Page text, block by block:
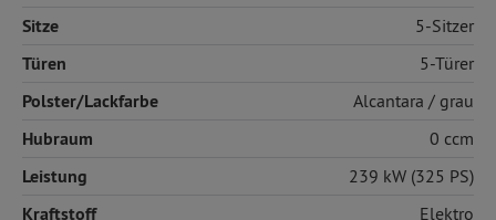
Sitze 5-Sitzer
Türen 5-Türer
Polster/Lackfarbe Alcantara / grau
Hubraum 0 ccm
Leistung 239 kW (325 PS)
Kraftstoff Elektro